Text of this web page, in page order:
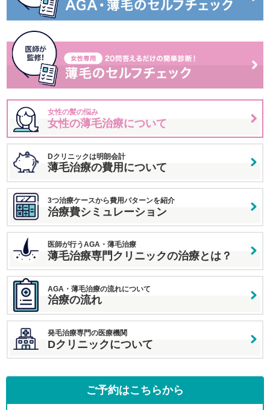
女性の髪の悩み
女性の薄毛治療について
Dクリニックは明朗会計
薄毛治療の費用について
3つ治療ケースから費用パターンを紹介
治療費シミュレーション
医師が行うAGA・薄毛治療
薄毛治療専門クリニックの治療とは？
AGA・薄毛治療の流れについて
治療の流れ
発毛治療専門の医療機関
Dクリニックについて
ご予約はこちらから